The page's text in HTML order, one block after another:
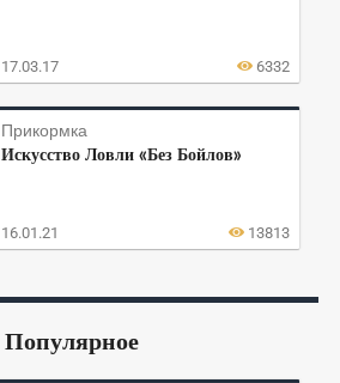
17.03.17 6332
Прикормка
Искусство Ловли «Без Бойлов»
16.01.21 13813
Популярное